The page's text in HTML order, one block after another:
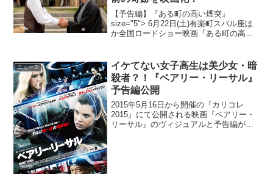
【予告編】『ある町の高い煙突』
size="5"> 6月22日(土)有楽町スバル座ほ
か全国ロードショー映画『ある町の高い
とたたかった地元村民が起こした奇跡を
著した「ある町...
ニュース
イケてない女子高生は美少女・暗
殺者？！『ベアリー・リーサル』
予告編公開
2015年5月16日から開催の『カリコレ
2015』にて公開される映画『ベアリー・
リーサル』のヴィジュアルと予告編が公